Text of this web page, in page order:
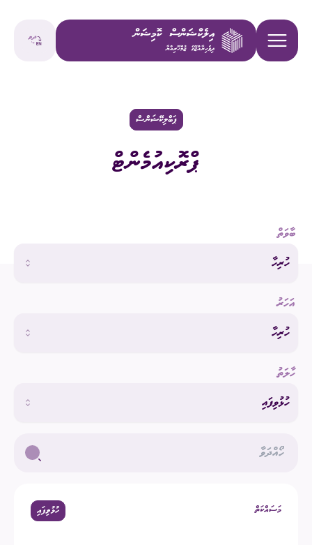
ޕަބްލިކޭޝަންސް
ޕްރޮކިއުމެންޓް
ބާވަތް
ހުރިހާ
އަހަރު
ހުރިހާ
ހާލަތު
ހުޅުވިފައި
މަސައްކަތް ހުޅުވިފައި